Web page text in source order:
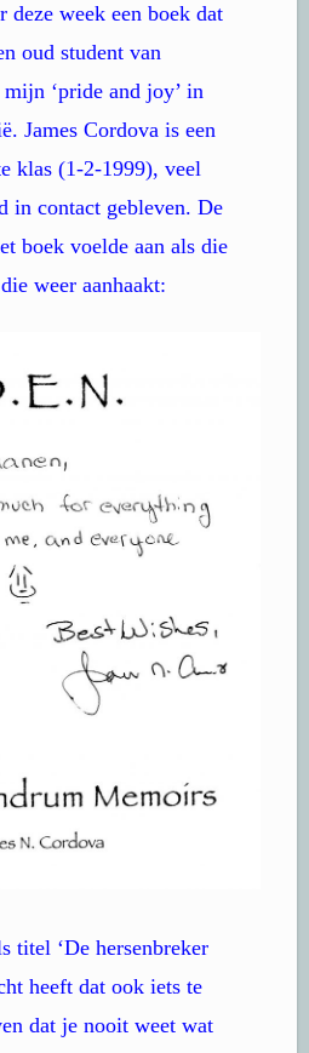
deze week een boek dat
oud student van
‘pride and joy’ in
James Cordova is een
klas (1-2-1999), veel
in contact gebleven. De
boek voelde aan als die
weer aanhaakt:
titel ‘De hersenbreker
heeft dat ook iets te
dat je nooit weet wat